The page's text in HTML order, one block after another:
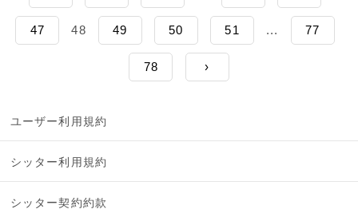
47 48 49 50 51 ... 77
78 ›
ユーザー利用規約
シッター利用規約
シッター契約約款